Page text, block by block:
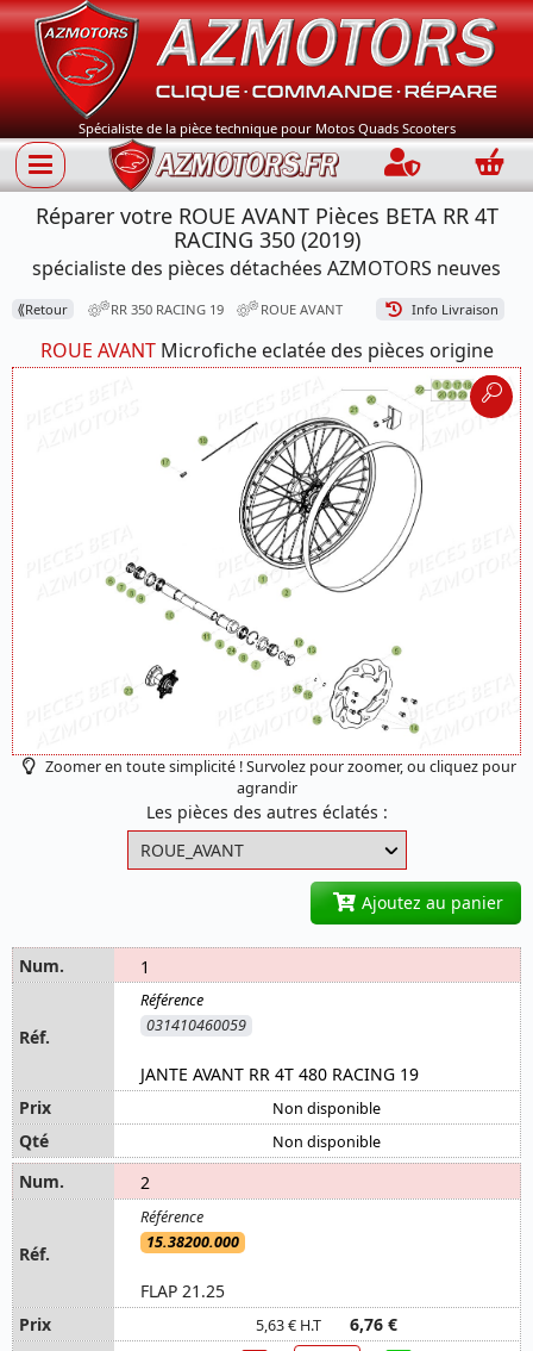
Spécialiste de la pièce technique pour Motos Quads Scooters
Connection
Réparer votre ROUE AVANT Pièces BETA RR 4T
RACING 350 (2019)
spécialiste des pièces détachées AZMOTORS neuves
⟪Retour RR 350 RACING 19 ROUE AVANT Info Livraison
ROUE AVANTMicrofiche eclatée des pièces origine
Zoomer en toute simplicité ! Survolez pour zoomer, ou cliquez pour
agrandir
Les pièces des autres éclatés :
Ajoutez au panier
1
031410460059
JANTE AVANT RR 4T 480 RACING 19
Non disponible
Non disponible
2
15.38200.000
FLAP 21.25
5,63 € H.T 6,76 €